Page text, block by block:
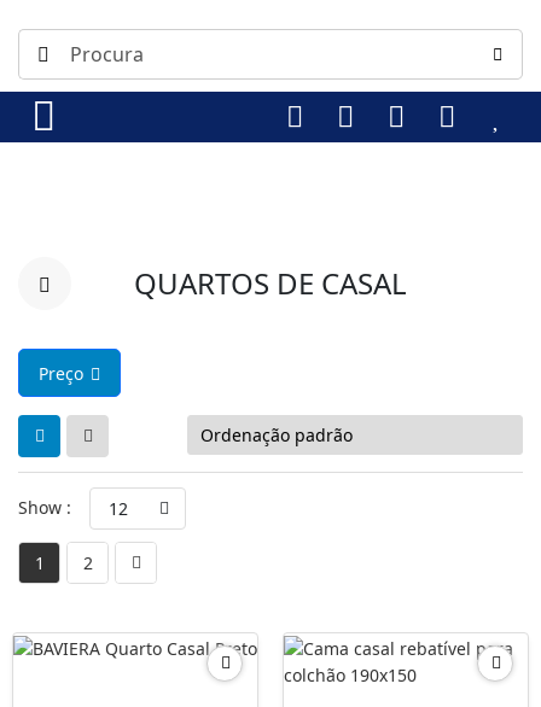
QUARTOS DE CASAL
Preço
Show : 12
1 2